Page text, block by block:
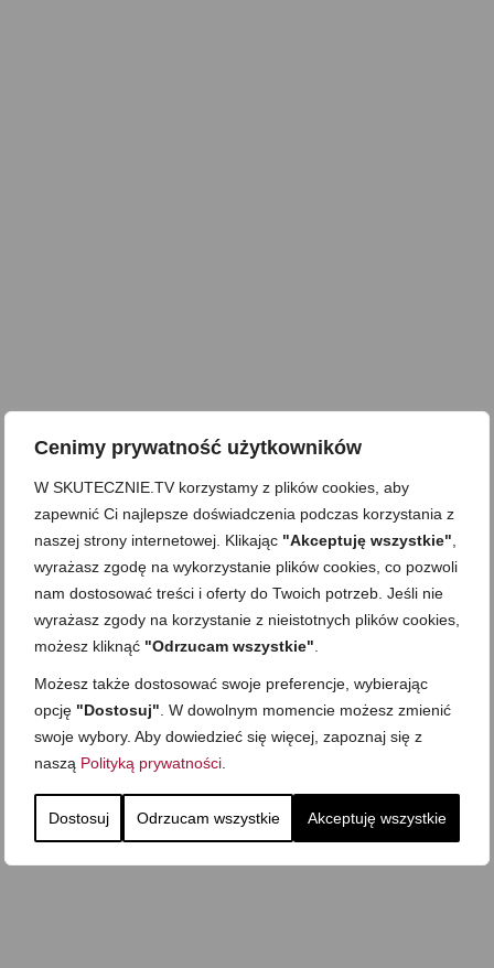
Cenimy prywatność użytkowników
W SKUTECZNIE.TV korzystamy z plików cookies, aby
zapewnić Ci najlepsze doświadczenia podczas korzystania z
naszej strony internetowej. Klikając "Akceptuję wszystkie"
wyrażasz zgodę na wykorzystanie plików cookies, co pozwoli
nam dostosować treści i oferty do Twoich potrzeb. Jeśli nie
wyrażasz zgody na korzystanie z nieistotnych plików cookies,
możesz kliknąć "Odrzucam wszystkie"
Możesz także dostosować swoje preferencje, wybierając
opcję "Dostosuj" . W dowolnym momencie możesz zmienić
swoje wybory. Aby dowiedzieć się więcej, zapoznaj się z
naszą Polityką prywatności
Dostosuj Odrzucam wszystkie Akceptuję wszystkie